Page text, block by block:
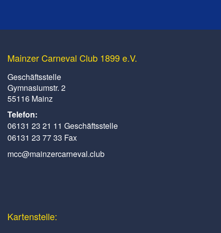
Mainzer Carneval Club 1899 e.V.
Geschäftsstelle
Gymnasiumstr. 2
55116 Mainz
Telefon:
06131 23 21 11 Geschäftsstelle
06131 23 77 33 Fax
mcc@mainzercarneval.club
Kartenstelle: